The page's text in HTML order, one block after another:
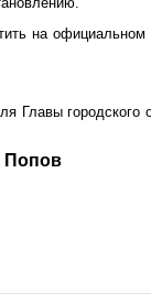
на официальном
Главы городского